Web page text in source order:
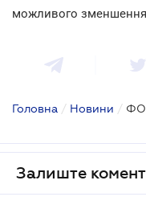
можливого зменшення
Головна / Новини /
Залиште